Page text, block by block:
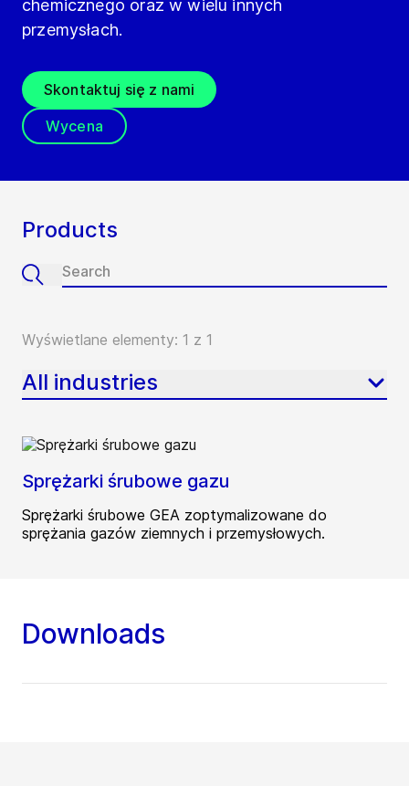
chemicznego oraz w wielu innych
przemysłach.
Skontaktuj się z nami
Wycena
Products
Wyświetlane elementy: 1 z 1
All industries
Sprężarki śrubowe gazu
Sprężarki śrubowe GEA zoptymalizowane do
sprężania gazów ziemnych i przemysłowych.
Downloads